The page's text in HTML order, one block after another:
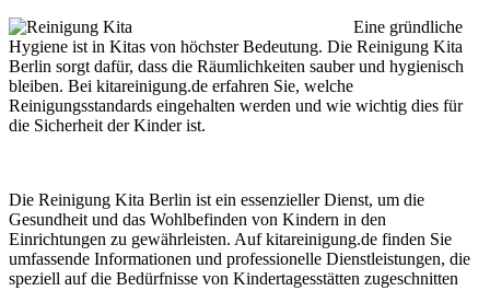
Eine gründliche
Hygiene ist in Kitas von höchster Bedeutung. Die Reinigung Kita
Berlin sorgt dafür, dass die Räumlichkeiten sauber und hygienisch
bleiben. Bei kitareinigung.de erfahren Sie, welche
Reinigungsstandards eingehalten werden und wie wichtig dies für
die Sicherheit der Kinder ist.
Die Reinigung Kita Berlin ist ein essenzieller Dienst, um die
Gesundheit und das Wohlbefinden von Kindern in den
Einrichtungen zu gewährleisten. Auf kitareinigung.de finden Sie
umfassende Informationen und professionelle Dienstleistungen, die
speziell auf die Bedürfnisse von Kindertagesstätten zugeschnitten